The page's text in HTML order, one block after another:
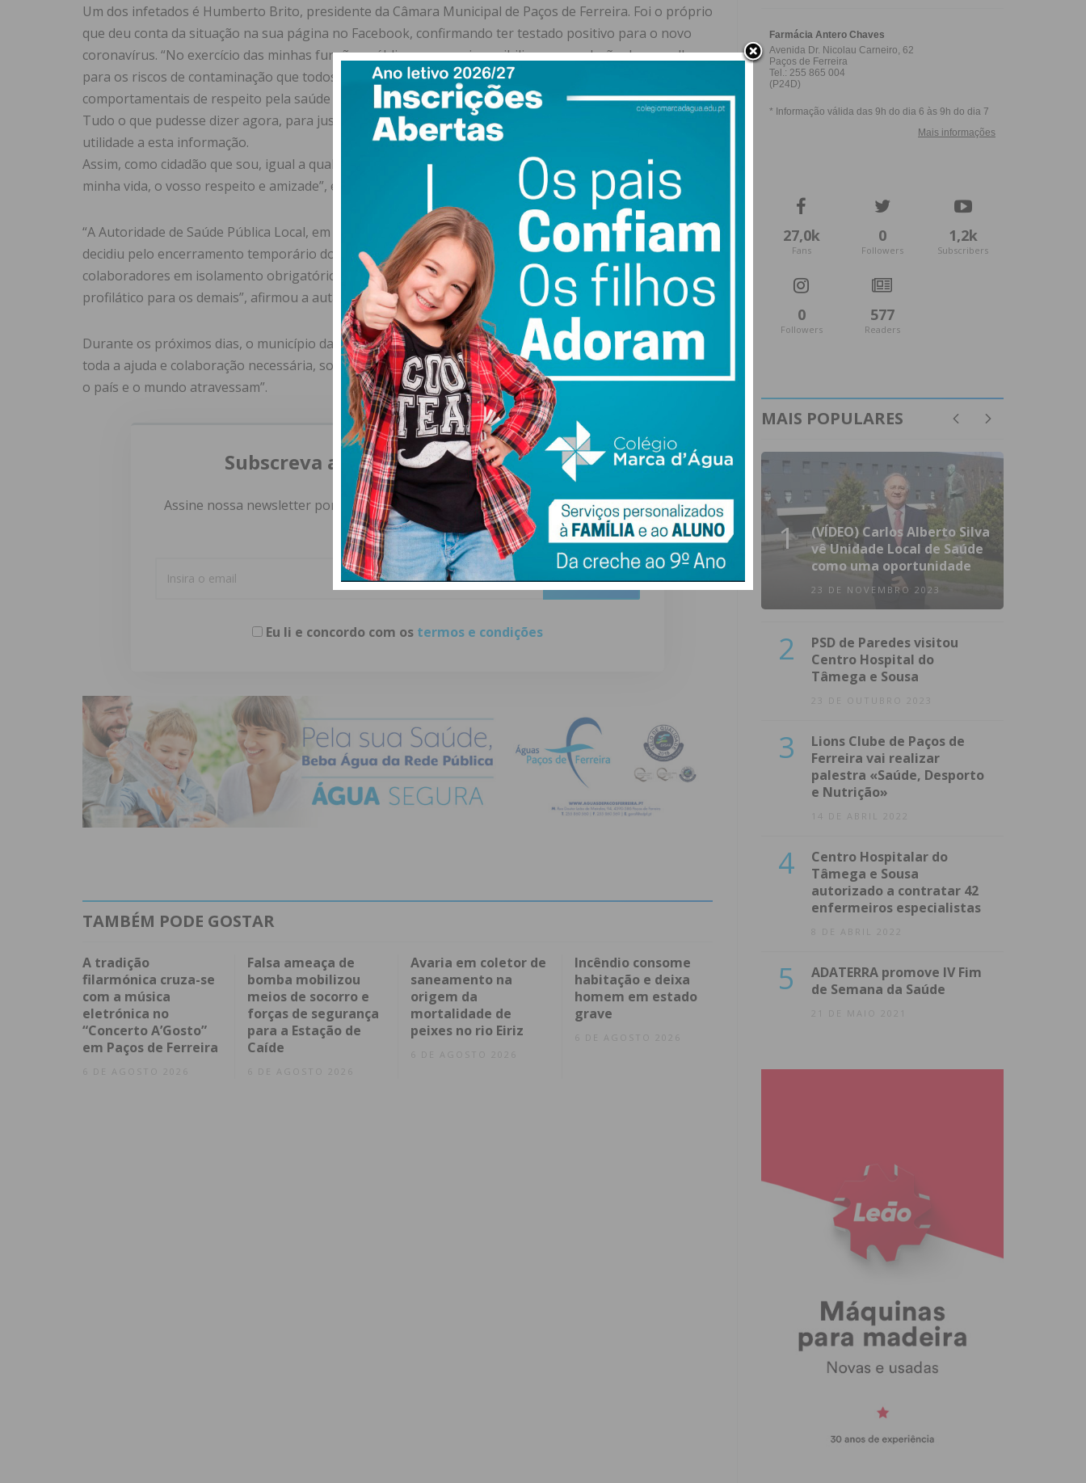
Um dos infetados é Humberto Brito, presidente da Câmara Municipal de Paços de Ferreira. Foi o próprio
que deu conta da situação na sua página no Facebook, confirmando ter testado positivo para o novo
coronavírus. “No exercício das minhas funções públicas procurei sensibilizar a população do concelho
para os riscos de contaminação que todos corremos e para a adopção de todas as medidas
comportamentais de respeito pela saúde própria e dos outros.
Tudo o que pudesse dizer agora, para justificar o que quer que fosse, não acrescentaria nenhuma
utilidade a esta informação.
Assim, como cidadão que sou, igual a qualquer outro, resta-me pedir-vos, neste momento particular da
minha vida, o vosso respeito e amizade”, escreveu Humberto Brito.
“A Autoridade de Saúde Pública Local, em articulação com a Câmara Municipal, face à situação descrita,
decidiu pelo encerramento temporário do edifício sede do Município, encontrando-se todos os
colaboradores em isolamento obrigatório, para os que foram testados positivos e isolamento
profilático para os demais”, afirmou a autarquia e comunicado.
Durante os próximos dias, o município dará nota da evolução da situação, garantindo “aos munícipes
toda a ajuda e colaboração necessária, sobretudo num momento tão complexo e difícil que o concelho,
o país e o mundo atravessam”.
Subscreva a newsletter do Imediato
Assine nossa newsletter por e-mail e obtenha de forma regular a informação
atualizada.
Eu li e concordo com os termos e condições
TAMBÉM PODE GOSTAR
A tradição
filarmónica cruza-se
com a música
eletrónica no
“Concerto A’Gosto”
em Paços de Ferreira
6 DE AGOSTO 2026
Falsa ameaça de
bomba mobilizou
meios de socorro e
forças de segurança
para a Estação de
Caíde
6 DE AGOSTO 2026
Avaria em coletor de
saneamento na
origem da
mortalidade de
peixes no rio Eiriz
6 DE AGOSTO 2026
Incêndio consome
habitação e deixa
homem em estado
grave
6 DE AGOSTO 2026
27,0k
Fans
0
Followers
1,2k
Subscribers
0
Followers
577
Readers
MAIS POPULARES
1
(VÍDEO) Carlos Alberto Silva
vê Unidade Local de Saúde
como uma oportunidade
23 DE NOVEMBRO 2023
2
PSD de Paredes visitou
Centro Hospital do
Tâmega e Sousa
23 DE OUTUBRO 2023
3
Lions Clube de Paços de
Ferreira vai realizar
palestra «Saúde, Desporto
e Nutrição»
14 DE ABRIL 2022
4
Centro Hospitalar do
Tâmega e Sousa
autorizado a contratar 42
enfermeiros especialistas
8 DE ABRIL 2022
5
ADATERRA promove IV Fim
de Semana da Saúde
21 DE MAIO 2021